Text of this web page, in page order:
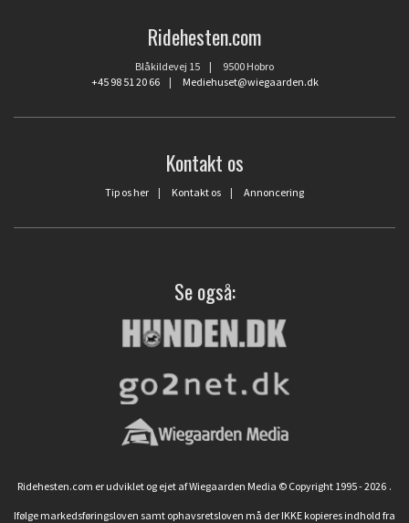
Ridehesten.com
Blåkildevej 15 | 9500 Hobro
+45 98 51 20 66| Mediehuset@wiegaarden.dk
Kontakt os
Tip os her | Kontakt os | Annoncering
Se også:
Ridehesten.com er udviklet og ejet af Wiegaarden Media © Copyright 1995 - 2026 .
Ifølge markedsføringsloven samt ophavsretsloven må der IKKE kopieres indhold fra